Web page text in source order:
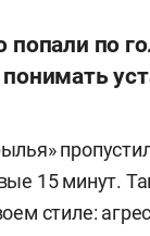
попали по
15 минут.
стиле: